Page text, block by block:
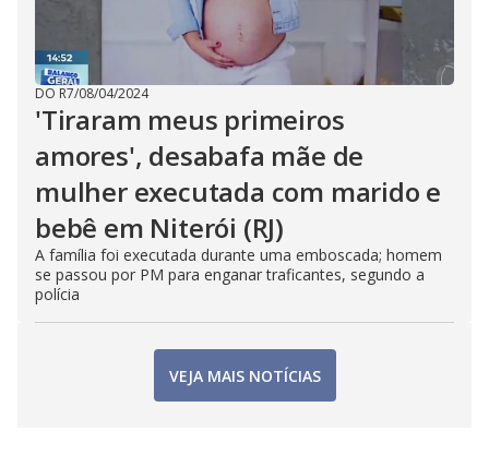
DO R7/08/04/2024
'Tiraram meus primeiros
amores', desabafa mãe de
mulher executada com marido e
bebê em Niterói (RJ)
A família foi executada durante uma emboscada; homem
se passou por PM para enganar traficantes, segundo a
polícia
VEJA MAIS NOTÍCIAS